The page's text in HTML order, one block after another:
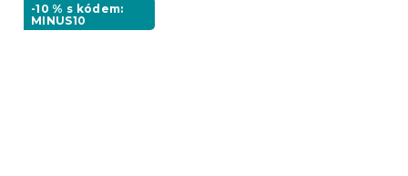
-10 % s kódem:
MINUS10